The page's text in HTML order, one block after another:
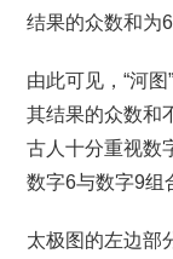
结果的众数和为6
由此可见，“河
其结果的众数和
古人十分重视数
数字6与数字9组
太极图的左边部